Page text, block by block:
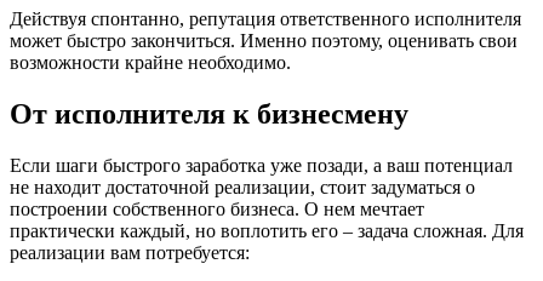
Действуя спонтанно, репутация ответственного исполнителя
может быстро закончиться. Именно поэтому, оценивать свои
возможности крайне необходимо.
От исполнителя к бизнесмену
Если шаги быстрого заработка уже позади, а ваш потенциал
не находит достаточной реализации, стоит задуматься о
построении собственного бизнеса. О нем мечтает
практически каждый, но воплотить его – задача сложная. Для
реализации вам потребуется: